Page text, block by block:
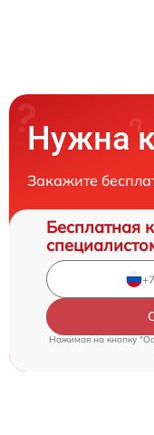
Нужна
Закажите
Бесплатная
Нажимая на кнопку